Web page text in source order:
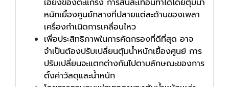
เอียงของตะแกรง การสั่นสะเทือนทำได้โดยตุ้มน้ำ
หนักเยื้องศูนย์กลางที่ปลายแต่ละด้านของเพลา
เครื่องกำเนิดการเคลื่อนไหว
เพื่อประสิทธิภาพในการคัดกรองที่ดีที่สุด อาจ
จำเป็นต้องปรับเปลี่ยนตุ้มน้ำหนักเยื้องศูนย์ การ
ปรับเปลี่ยนจะแตกต่างกันไปตามลักษณะของการ
ตั้งค่าวัสดุและน้ำหนัก